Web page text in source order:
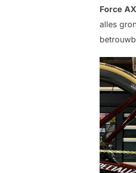
Force
alles